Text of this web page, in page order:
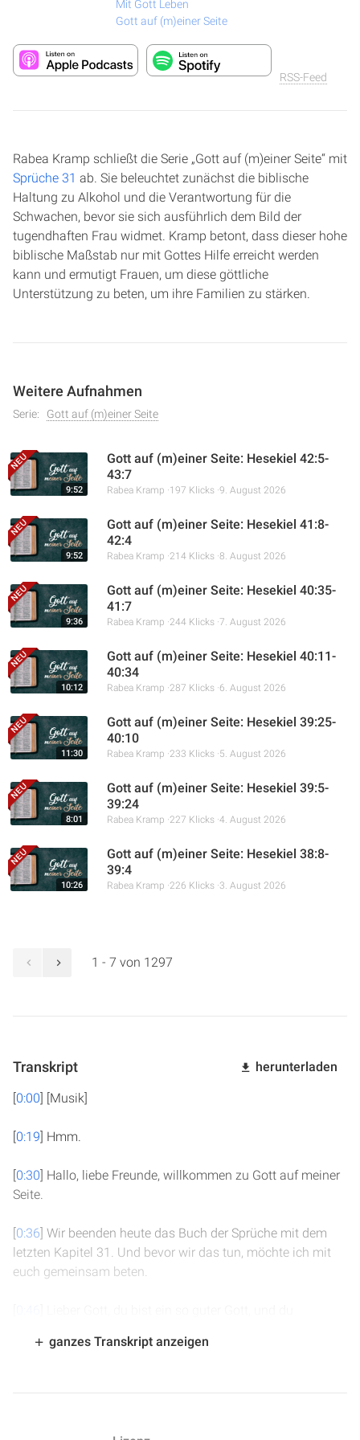
Mit Gott Leben
Gott auf (m)einer Seite
RSS-Feed
Rabea Kramp schließt die Serie „Gott auf (m)einer Seite“ mit
Sprüche 31 ab. Sie beleuchtet zunächst die biblische
Haltung zu Alkohol und die Verantwortung für die
Schwachen, bevor sie sich ausführlich dem Bild der
tugendhaften Frau widmet. Kramp betont, dass dieser hohe
biblische Maßstab nur mit Gottes Hilfe erreicht werden
kann und ermutigt Frauen, um diese göttliche
Unterstützung zu beten, um ihre Familien zu stärken.
Weitere Aufnahmen
Serie: Gott auf (m)einer Seite
9:52
Gott auf (m)einer Seite: Hesekiel 42:5-
43:7
Rabea Kramp 197 Klicks 9. August 2026
9:52
Gott auf (m)einer Seite: Hesekiel 41:8-
42:4
Rabea Kramp 214 Klicks 8. August 2026
9:36
Gott auf (m)einer Seite: Hesekiel 40:35-
41:7
Rabea Kramp 244 Klicks 7. August 2026
10:12
Gott auf (m)einer Seite: Hesekiel 40:11-
40:34
Rabea Kramp 287 Klicks 6. August 2026
11:30
Gott auf (m)einer Seite: Hesekiel 39:25-
40:10
Rabea Kramp 233 Klicks 5. August 2026
8:01
Gott auf (m)einer Seite: Hesekiel 39:5-
39:24
Rabea Kramp 227 Klicks 4. August 2026
10:26
Gott auf (m)einer Seite: Hesekiel 38:8-
39:4
Rabea Kramp 226 Klicks 3. August 2026
1 - 7 von 1297
Transkript herunterladen
[0:00] [Musik]
[0:19] Hmm.
[0:30] Hallo, liebe Freunde, willkommen zu Gott auf meiner
Seite.
[0:36] Wir beenden heute das Buch der Sprüche mit dem
letzten Kapitel 31. Und bevor wir das tun, möchte ich mit
euch gemeinsam beten.
wenn wir heute uns ganz besonders darauf besinnen und
ganzes Transkript anzeigen